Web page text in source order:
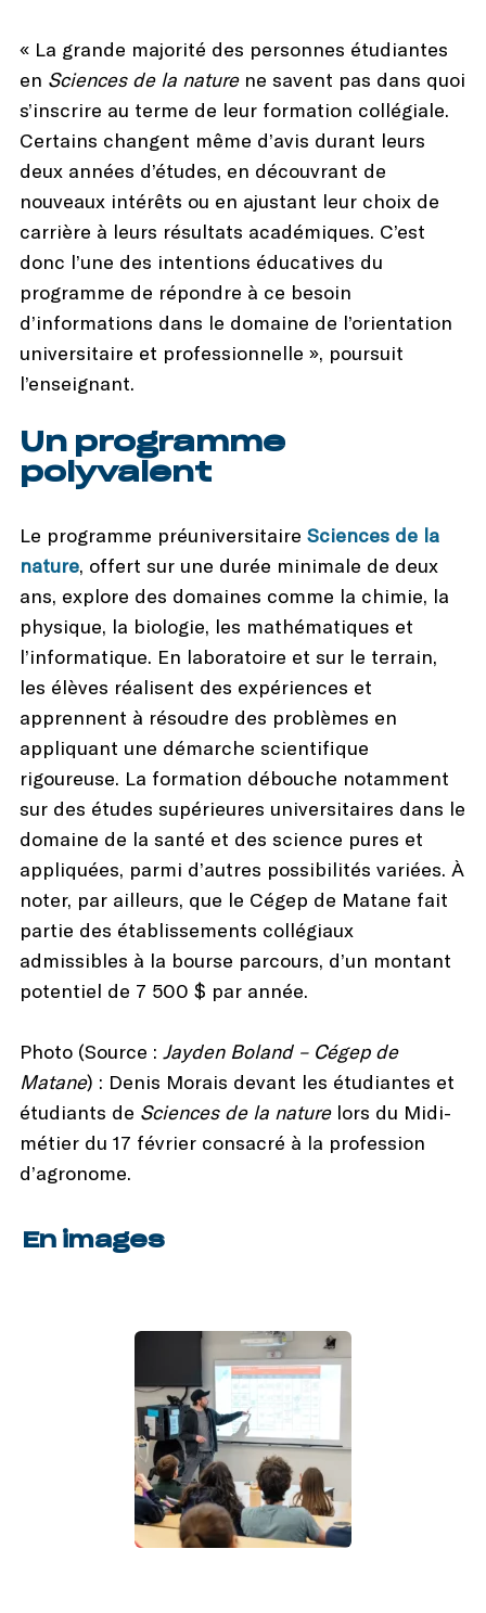
« La grande majorité des personnes étudiantes
en Sciences de la naturene savent pas dans quoi
s’inscrire au terme de leur formation collégiale.
Certains changent même d’avis durant leurs
deux années d’études, en découvrant de
nouveaux intérêts ou en ajustant leur choix de
carrière à leurs résultats académiques. C’est
donc l’une des intentions éducatives du
programme de répondre à ce besoin
d’informations dans le domaine de l’orientation
universitaire et professionnelle », poursuit
l’enseignant.
Un programme
polyvalent
Le programme préuniversitaire Sciences de la
nature, offert sur une durée minimale de deux
ans, explore des domaines comme la chimie, la
physique, la biologie, les mathématiques et
l’informatique. En laboratoire et sur le terrain,
les élèves réalisent des expériences et
apprennent à résoudre des problèmes en
appliquant une démarche scientifique
rigoureuse. La formation débouche notamment
sur des études supérieures universitaires dans le
domaine de la santé et des science pures et
appliquées, parmi d’autres possibilités variées. À
noter, par ailleurs, que le Cégep de Matane fait
partie des établissements collégiaux
admissibles à la bourse parcours, d’un montant
potentiel de 7 500 $ par année.
Photo (Source : Jayden Boland – Cégep de
Matane) : Denis Morais devant les étudiantes et
étudiants de Sciences de la naturelors du Midi-
métier du 17 février consacré à la profession
d’agronome.
En images